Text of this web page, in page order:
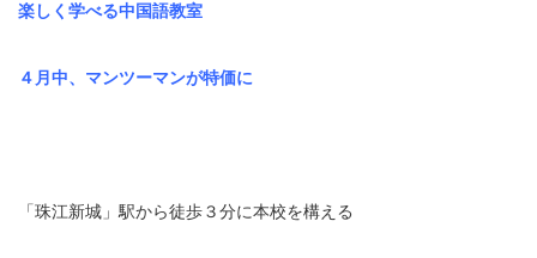
楽しく学べる中国語教室
４月中、マンツーマンが特価に
「珠江新城」駅から徒歩３分に本校を構える